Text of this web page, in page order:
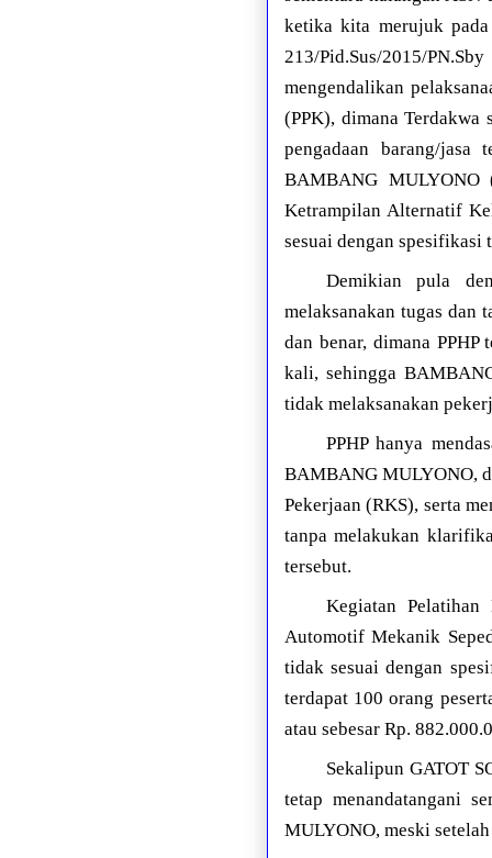
ketika kita merujuk
213/Pid.Sus/2015/
mengendalikan
(PPK), dimana Terdakwa
pengadaan barang/
BAMBANG MULYONO
Ketrampilan Alternatif
sesuai dengan spesifikasi
Demikian pula
melaksanakan tugas dan
dan benar, dimana PPHP
kali, sehingga
tidak melaksanakan
PPHP hanya
BAMBANG MULYONO,
Pekerjaan (RKS), serta
tanpa melakukan
tersebut.
Kegiatan
Automotif Mekanik
tidak sesuai dengan
terdapat 100 orang
atau sebesar Rp.
Sekalipun GATOT
tetap menandatangani
MULYONO, meski